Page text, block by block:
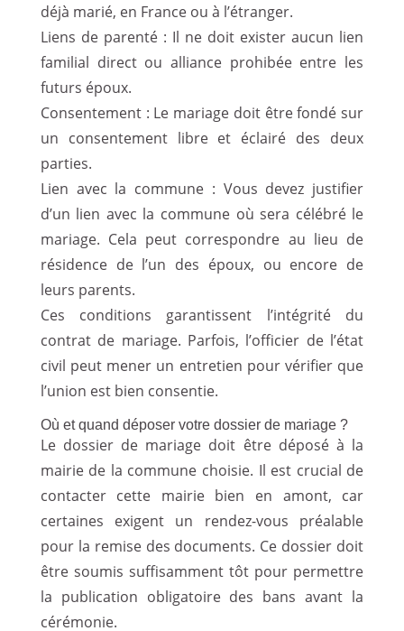
déjà marié, en France ou à l’étranger.
Liens de parenté : Il ne doit exister aucun lien
familial direct ou alliance prohibée entre les
futurs époux.
Consentement : Le mariage doit être fondé sur
un consentement libre et éclairé des deux
parties.
Lien avec la commune : Vous devez justifier
d’un lien avec la commune où sera célébré le
mariage. Cela peut correspondre au lieu de
résidence de l’un des époux, ou encore de
leurs parents.
Ces conditions garantissent l’intégrité du
contrat de mariage. Parfois, l’officier de l’état
civil peut mener un entretien pour vérifier que
l’union est bien consentie.
Où et quand déposer votre dossier de mariage ?
Le dossier de mariage doit être déposé à la
mairie de la commune choisie. Il est crucial de
contacter cette mairie bien en amont, car
certaines exigent un rendez-vous préalable
pour la remise des documents. Ce dossier doit
être soumis suffisamment tôt pour permettre
la publication obligatoire des bans avant la
cérémonie.